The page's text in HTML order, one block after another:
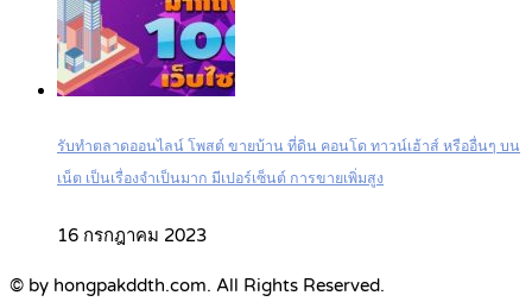
รับทำตลาดออนไลน์ โพสต์ ขายบ้าน ที่ดิน คอนโด ทาวน์เฮ้าส์ หรืออื่นๆ บน
เน็ต เป็นเรื่องจำเป็นมาก มีเปอร์เซ็นต์ การขายเพิ่มสูง
16 กรกฎาคม 2023
© by hongpakddth.com. All Rights Reserved.